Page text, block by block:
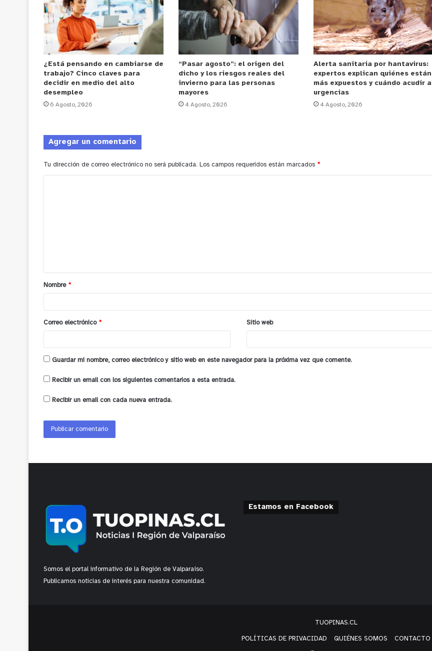
¿Está pensando en cambiarse de
trabajo? Cinco claves para
decidir en medio del alto
desempleo
6 Agosto, 2026
“Pasar agosto”: el origen del
dicho y los riesgos reales del
invierno para las personas
mayores
4 Agosto, 2026
Alerta sanitaria por hantavirus:
expertos explican quiénes están
más expuestos y cuándo acudir a
urgencias
4 Agosto, 2026
Agregar un comentario
Tu dirección de correo electrónico no será publicada. Los campos requeridos están marcados *
a
r
*
Nombre *
Correo electrónico * Sitio web
Guardar mi nombre, correo electrónico y sitio web en este navegador para la próxima vez que comente.
Recibir un email con los siguientes comentarios a esta entrada.
Recibir un email con cada nueva entrada.
Somos el portal informativo de la Región de Valparaíso.
Publicamos noticias de interés para nuestra comunidad.
Estamos en Facebook
TUOPINAS.CL
POLÍTICAS DE PRIVACIDAD QUIÉNES SOMOS CONTACTO